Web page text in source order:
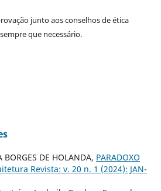
junto aos conselhos de ética
que necessário.
BORGES DE HOLANDA, PARADOXO
Revista: v. 20 n. 1 (2024): JAN-